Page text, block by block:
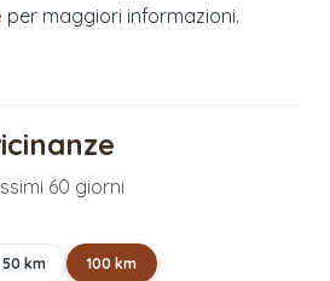
per maggiori informazioni.
60 giorni
50 km 100 km